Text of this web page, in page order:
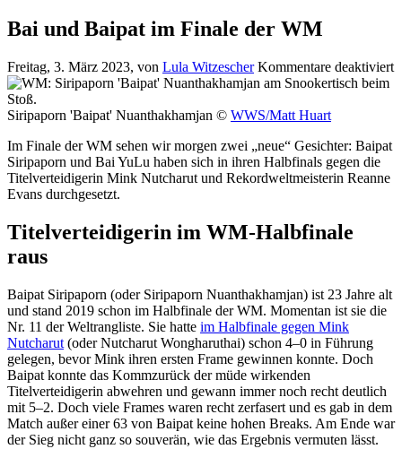
Bai und Baipat im Finale der WM
Freitag, 3. März 2023, von Lula Witzescher Kommentare deaktiviert
Siripaporn 'Baipat' Nuanthakhamjan © WWS/Matt Huart
Im Finale der WM sehen wir morgen zwei „neue“ Gesichter: Baipat
Siripaporn und Bai YuLu haben sich in ihren Halbfinals gegen die
Titelverteidigerin Mink Nutcharut und Rekordweltmeisterin Reanne
Evans durchgesetzt.
Titelverteidigerin im WM-Halbfinale
raus
Baipat Siripaporn (oder Siripaporn Nuanthakhamjan) ist 23 Jahre alt
und stand 2019 schon im Halbfinale der WM. Momentan ist sie die
Nr. 11 der Weltrangliste. Sie hatte im Halbfinale gegen Mink
Nutcharut (oder Nutcharut Wongharuthai) schon 4–0 in Führung
gelegen, bevor Mink ihren ersten Frame gewinnen konnte. Doch
Baipat konnte das Kommzurück der müde wirkenden
Titelverteidigerin abwehren und gewann immer noch recht deutlich
mit 5–2. Doch viele Frames waren recht zerfasert und es gab in dem
Match außer einer 63 von Baipat keine hohen Breaks. Am Ende war
der Sieg nicht ganz so souverän, wie das Ergebnis vermuten lässt.